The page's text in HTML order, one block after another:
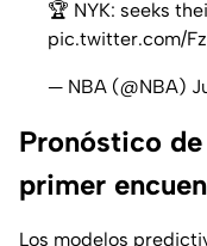
🏆 NYK: seeks
pic.twitter.com/
— NBA (@NBA)
Pronóstico
primer
Los modelos